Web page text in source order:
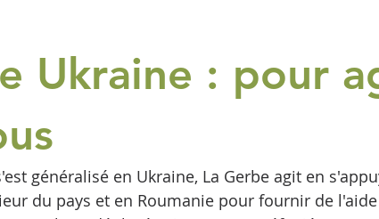
Ukraine : pour
généralisé en Ukraine, La Gerbe agit en
du pays et en Roumanie pour fournir de